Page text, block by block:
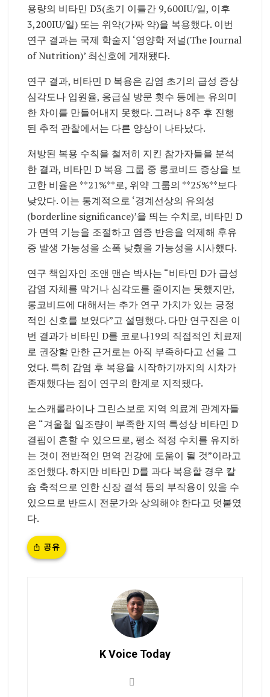
용량의 비타민 D3(초기 이틀간 9,600IU/일, 이후
3,200IU/일) 또는 위약(가짜 약)을 복용했다. 이번
연구 결과는 국제 학술지 ‘영양학 저널(The Journal
of Nutrition)’ 최신호에 게재됐다.
연구 결과, 비타민 D 복용은 감염 초기의 급성 증상
심각도나 입원율, 응급실 방문 횟수 등에는 유의미
한 차이를 만들어내지 못했다. 그러나 8주 후 진행
된 추적 관찰에서는 다른 양상이 나타났다.
처방된 복용 수칙을 철저히 지킨 참가자들을 분석
한 결과, 비타민 D 복용 그룹 중 롱코비드 증상을 보
고한 비율은 **21%**로, 위약 그룹의 **25%**보다
낮았다. 이는 통계적으로 ‘경계선상의 유의성
(borderline significance)’을 띄는 수치로, 비타민 D
가 면역 기능을 조절하고 염증 반응을 억제해 후유
증 발생 가능성을 소폭 낮췄을 가능성을 시사했다.
연구 책임자인 조앤 맨슨 박사는 “비타민 D가 급성
감염 자체를 막거나 심각도를 줄이지는 못했지만,
롱코비드에 대해서는 추가 연구 가치가 있는 긍정
적인 신호를 보였다”고 설명했다. 다만 연구진은 이
번 결과가 비타민 D를 코로나19의 직접적인 치료제
로 권장할 만한 근거로는 아직 부족하다고 선을 그
었다. 특히 감염 후 복용을 시작하기까지의 시차가
존재했다는 점이 연구의 한계로 지적됐다.
노스캐롤라이나 그린스보로 지역 의료계 관계자들
은 “겨울철 일조량이 부족한 지역 특성상 비타민 D
결핍이 흔할 수 있으므로, 평소 적정 수치를 유지하
는 것이 전반적인 면역 건강에 도움이 될 것”이라고
조언했다. 하지만 비타민 D를 과다 복용할 경우 칼
슘 축적으로 인한 신장 결석 등의 부작용이 있을 수
있으므로 반드시 전문가와 상의해야 한다고 덧붙였
다.
공유
K Voice Today